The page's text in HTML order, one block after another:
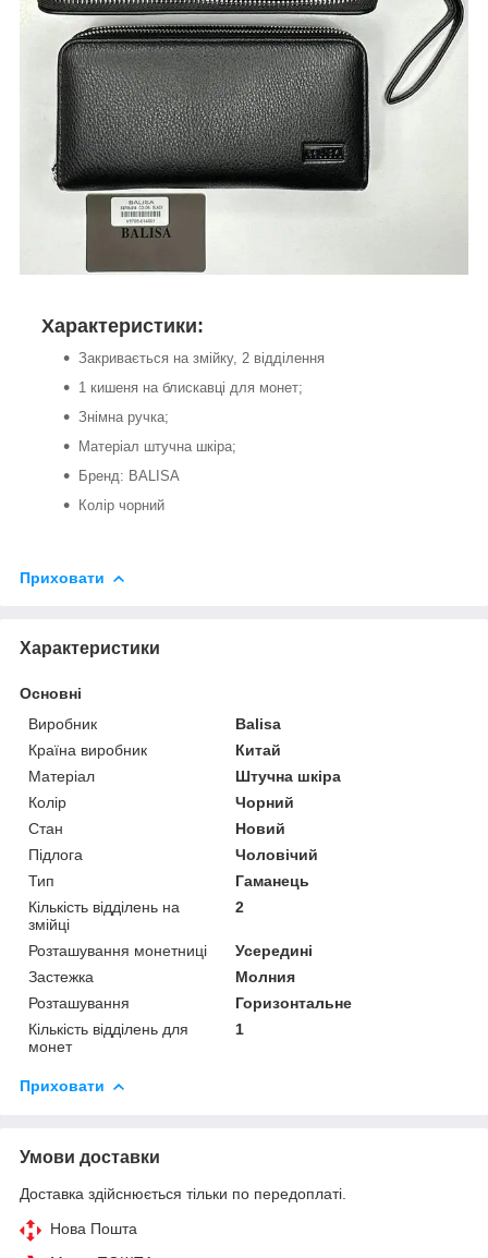
Характеристики:
Закривається на змійку, 2 відділення
1 кишеня на блискавці для монет;
Знімна ручка;
Матеріал штучна шкіра;
Бренд: BALISA
Колір чорний
Приховати
Характеристики
Основні
Виробник
Balisa
Країна виробник
Китай
Матеріал
Штучна шкіра
Колір
Чорний
Стан
Новий
Підлога
Чоловічий
Тип
Гаманець
Кількість відділень на
змійці
2
Розташування монетниці
Усередині
Застежка
Молния
Розташування
Горизонтальне
Кількість відділень для
монет
1
Приховати
Умови доставки
Доставка здійснюється тільки по передоплаті.
Нова Пошта